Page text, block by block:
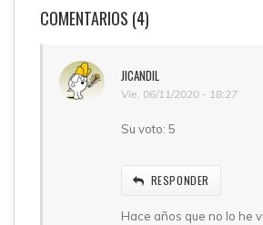
COMENTARIOS (4)
JICANDIL
Vie, 06/11/2020 - 18:27
Su voto: 5
RESPONDER
Hace años que no lo he